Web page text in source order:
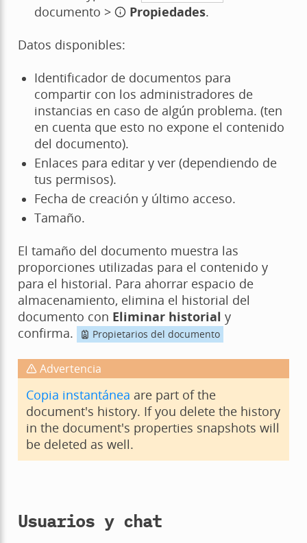
documento >
Propiedades.
Datos disponibles:
Identificador de documentos para
compartir con los administradores de
instancias en caso de algún problema. (ten
en cuenta que esto no expone el contenido
del documento).
Enlaces para editar y ver (dependiendo de
tus permisos).
Fecha de creación y último acceso.
Tamaño.
El tamaño del documento muestra las
proporciones utilizadas para el contenido y
para el historial. Para ahorrar espacio de
almacenamiento, elimina el historial del
documento con Eliminar historial y
confirma.
Propietarios del documento
Advertencia
Copia instantánea are part of the
document's history. If you delete the history
in the document's properties snapshots will
be deleted as well.
Usuarios y chat